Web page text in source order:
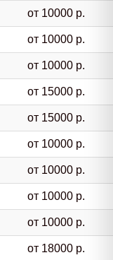
от 10000 р.
от 10000 р.
от 10000 р.
от 15000 р.
от 15000 р.
от 10000 р.
от 10000 р.
от 10000 р.
от 10000 р.
от 18000 р.